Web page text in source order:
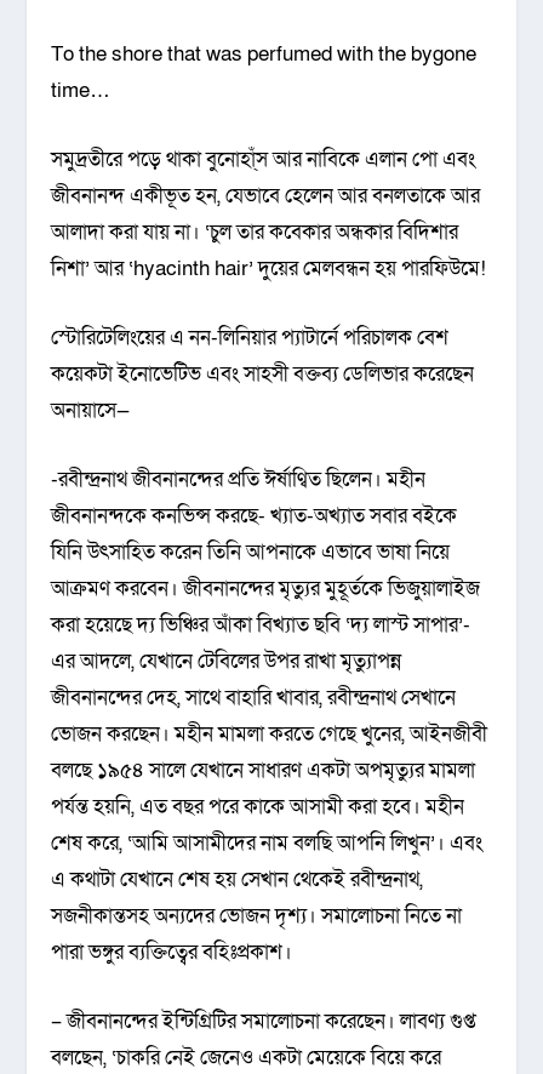
To the shore that was perfumed with the bygone
time…
সমুদ্রতীরে পড়ে থাকা বুনোহা্ঁস আর নাবিকে এলান পো এবং
জীবনানন্দ একীভূত হন, যেভাবে হেলেন আর বনলতাকে আর
আলাদা করা যায় না। ‘চুল তার কবেকার অন্ধকার বিদিশার
নিশা’ আর ‘hyacinth hair’ দুয়ের মেলবন্ধন হয় পারফিউমে!
স্টোরিটেলিংয়ের এ নন-লিনিয়ার প্যাটার্নে পরিচালক বেশ
কয়েকটা ইনোভেটিভ এবং সাহসী বক্তব্য ডেলিভার করেছেন
অনায়াসে—
-রবীন্দ্রনাথ জীবনানন্দের প্রতি ঈর্ষাণ্বিত ছিলেন। মহীন
জীবনানন্দকে কনভিন্স করছে- খ্যাত-অখ্যাত সবার বইকে
যিনি উৎসাহিত করেন তিনি আপনাকে এভাবে ভাষা নিয়ে
আক্রমণ করবেন। জীবনানন্দের মৃত্যুর মুহূর্তকে ভিজুয়ালাইজ
করা হয়েছে দ্য ভিঞ্চির আঁকা বিখ্যাত ছবি ‘দ্য লাস্ট সাপার’-
এর আদলে, যেখানে টেবিলের উপর রাখা মৃত্যুাপন্ন
জীবনানন্দের দেহ, সাথে বাহারি খাবার, রবীন্দ্রনাথ সেখানে
ভোজন করছেন। মহীন মামলা করতে গেছে খুনের, আইনজীবী
বলছে ১৯৫৪ সালে যেখানে সাধারণ একটা অপমৃত্যুর মামলা
পর্যন্ত হয়নি, এত বছর পরে কাকে আসামী করা হবে। মহীন
শেষ করে, ‘আমি আসামীদের নাম বলছি আপনি লিখুন’। এবং
এ কথাটা যেখানে শেষ হয় সেখান থেকেই রবীন্দ্রনাথ,
সজনীকান্তসহ অন্যদের ভোজন দৃশ্য। সমালোচনা নিতে না
পারা ভঙ্গুর ব্যক্তিত্বের বহিঃপ্রকাশ।
– জীবনানন্দের ইন্টিগ্রিটির সমালোচনা করেছেন। লাবণ্য গুপ্ত
বলছেন, ‘চাকরি নেই জেনেও একটা মেয়েকে বিয়ে করে